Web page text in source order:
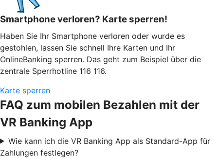
Smartphone verloren? Karte sperren!
Haben Sie Ihr Smartphone verloren oder wurde es
gestohlen, lassen Sie schnell Ihre Karten und Ihr
OnlineBanking sperren. Das geht zum Beispiel über die
zentrale Sperrhotline 116 116.
Karte sperren
FAQ zum mobilen Bezahlen mit der
VR Banking App
Wie kann ich die VR Banking App als Standard-App für
Zahlungen festlegen?